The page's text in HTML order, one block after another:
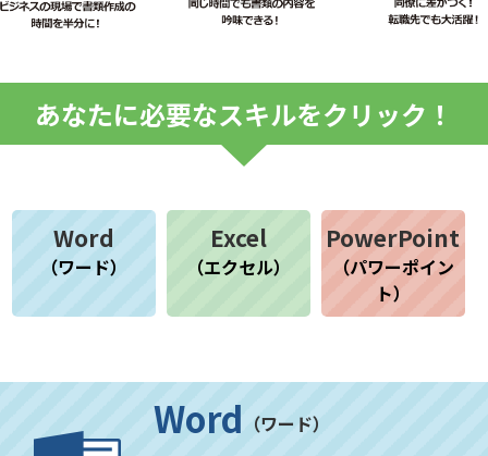
あなたに必要なスキルをクリック！
Word
（ワード）
Excel
（エクセル）
PowerPoint
（パワーポイン
ト）
Word （ワード）